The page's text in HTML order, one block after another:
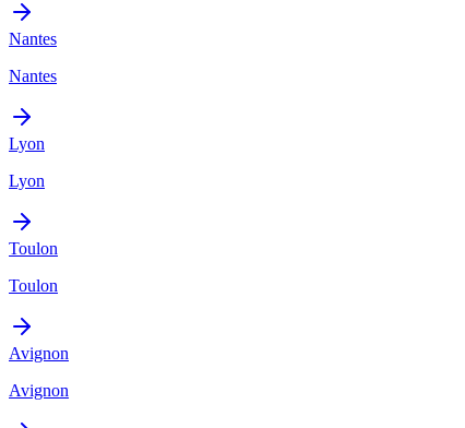
Nantes
Nantes
Lyon
Lyon
Toulon
Toulon
Avignon
Avignon